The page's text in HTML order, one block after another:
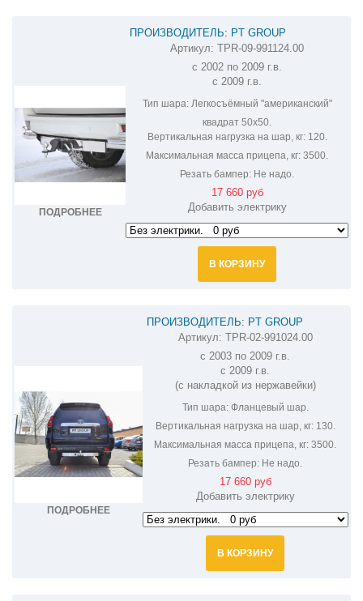
ПОДРОБНЕЕ
ПРОИЗВОДИТЕЛЬ: PT GROUP
ФАРКОП НА TOYOTA LAND CRUISER PRADO
150 TPR991101/TPR-09-991124.00
Артикул: TPR-09-991124.00
с 2002 по 2009 г.в.
с 2009 г.в.
Тип шара:Легкосъёмный "американский"
квадрат 50х50.
Вертикальная нагрузка на шар, кг:120.
Максимальная масса прицепа, кг: 3500.
Резать бампер: Не надо.
17 660 руб
Добавить электрику
В КОРЗИНУ
ПОДРОБНЕЕ
ПРОИЗВОДИТЕЛЬ: PT GROUP
ФАРКОП НА TOYOTA LAND CRUISER
PRADO TPR-02-991024.00
Артикул: TPR-02-991024.00
с 2003 по 2009 г.в.
с 2009 г.в.
(с накладкой из нержавейки)
Тип шара:Фланцевый шар.
Вертикальная нагрузка на шар, кг:130.
Максимальная масса прицепа, кг: 3500.
Резать бампер: Не надо.
17 660 руб
Добавить электрику
В КОРЗИНУ